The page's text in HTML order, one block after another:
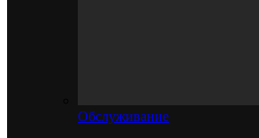
Обслуживание